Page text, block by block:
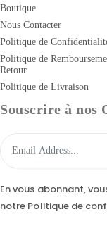
Boutique
Nous Contacter
Politique de
Politique de
Retour
Politique de Livraison
Souscrire à nos
En vous abonnant,
notre Politique de